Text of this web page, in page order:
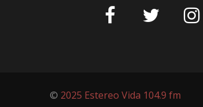
  
© 2025 Estereo Vida 104.9 fm